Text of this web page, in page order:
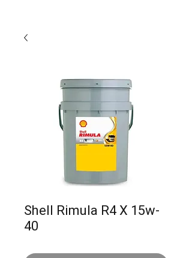
Shell Rimula R4 X 15w-
40